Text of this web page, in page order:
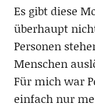
Es gibt diese
überhaupt
Personen
Menschen
Für mich war
einfach nur